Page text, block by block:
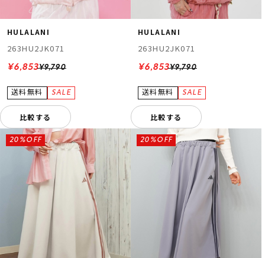
HULALANI
263HU2JK071
¥9,790
¥6,853
比較する
HULALANI
263HU2JK071
¥9,790
¥6,853
比較する
20%OFF 20%OFF